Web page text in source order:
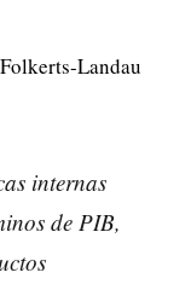
Folkerts-Landau
internas
de PIB,